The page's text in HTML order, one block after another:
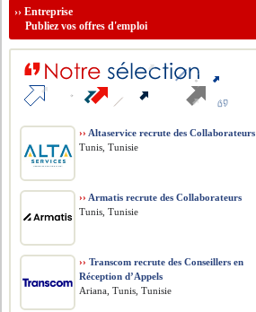
››Entreprise
Publiez vos offres d'emploi
›› Altaservice recrute des Collaborateurs
Tunis, Tunisie
›› Armatis recrute des Collaborateurs
Tunis, Tunisie
›› Transcom recrute des Conseillers en
Réception d’Appels
Ariana, Tunis, Tunisie